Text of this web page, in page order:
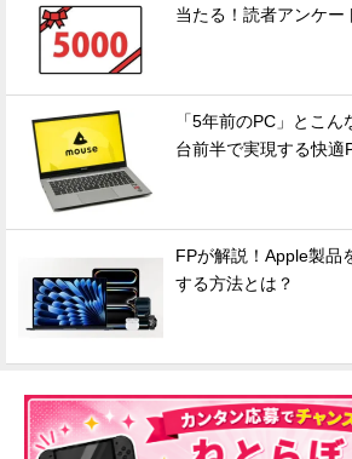
当たる！読者アンケー
「5年前のPC」とこ
台前半で実現する快適
FPが解説！Apple製品
する方法とは？